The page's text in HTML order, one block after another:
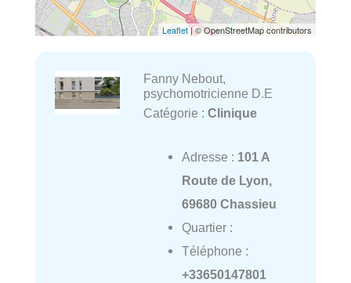
Leaflet| © OpenStreetMap contributors
Fanny Nebout,
psychomotricienne D.E
Catégorie : Clinique
Adresse : 101 A
Route de Lyon,
69680 Chassieu
Quartier :
Téléphone :
+33650147801